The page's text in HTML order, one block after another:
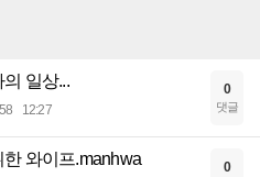
일상...
12:27
0
댓글
와이프.manhwa 0